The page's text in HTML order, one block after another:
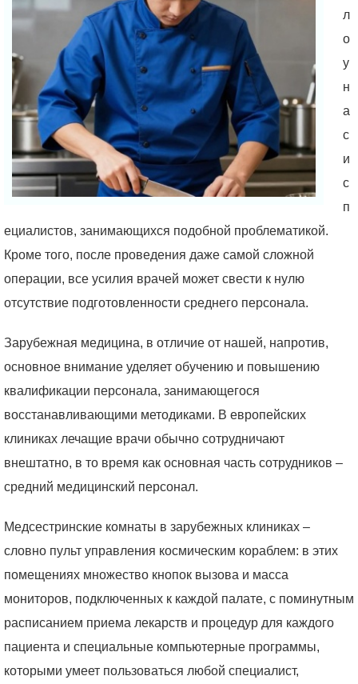
л
о
у
н
а
с
и
с
п
ециалистов, занимающихся подобной проблематикой.
Кроме того, после проведения даже самой сложной
операции, все усилия врачей может свести к нулю
отсутствие подготовленности среднего персонала.
Зарубежная медицина, в отличие от нашей, напротив,
основное внимание уделяет обучению и повышению
квалификации персонала, занимающегося
восстанавливающими методиками. В европейских
клиниках лечащие врачи обычно сотрудничают
внештатно, в то время как основная часть сотрудников –
средний медицинский персонал.
Медсестринские комнаты в зарубежных клиниках –
словно пульт управления космическим кораблем: в этих
помещениях множество кнопок вызова и масса
мониторов, подключенных к каждой палате, с поминутным
расписанием приема лекарств и процедур для каждого
пациента и специальные компьютерные программы,
которыми умеет пользоваться любой специалист,